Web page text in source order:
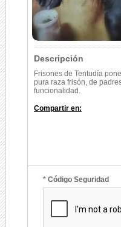
Descripción
Frisones de Tentudía
pura raza frisón, de
funcionalidad.
Compartir en:
* Código Seguridad